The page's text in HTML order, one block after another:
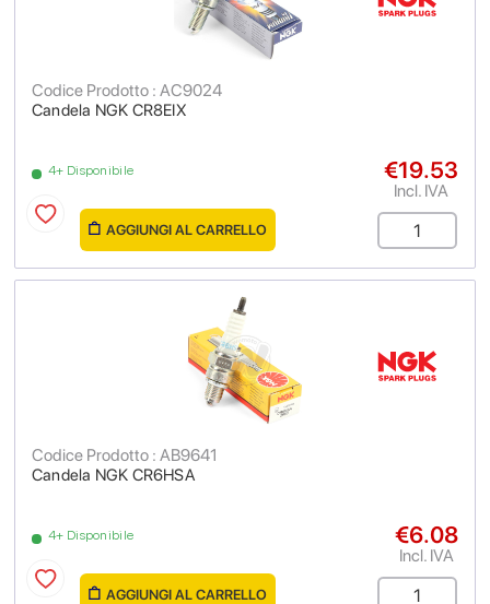
Candela NGK CR8EIX
Codice Prodotto : AC9024
4+ Disponibile €19.53
Incl. IVA
AGGIUNGI AL CARRELLO
Candela NGK CR6HSA
Codice Prodotto : AB9641
4+ Disponibile €6.08
Incl. IVA
AGGIUNGI AL CARRELLO